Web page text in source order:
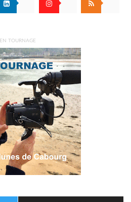
EN TOURNAGE